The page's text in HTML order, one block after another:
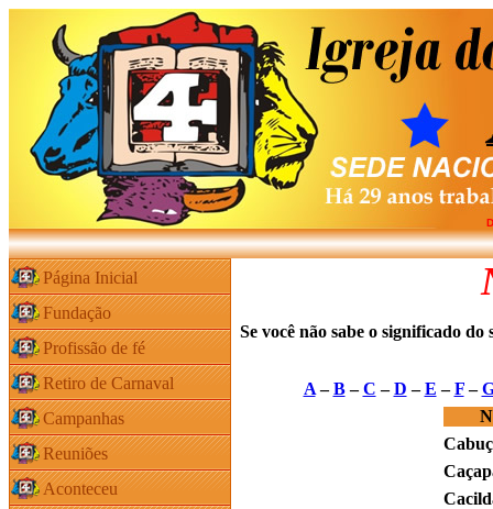
Página Inicial
Fundação
Profissão de fé
Retiro de Carnaval
Campanhas
Reuniões
Aconteceu
Se você não sabe o significado
A–B–C –D –E –F–